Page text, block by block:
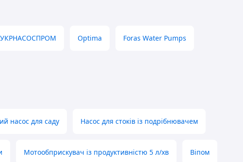
УКРНАСОСПРОМ Optima Foras Water Pumps
насос для саду Насос для стоків із подрібнювачем
Мотообприскувач із продуктивністю 5 л/хв Віпом